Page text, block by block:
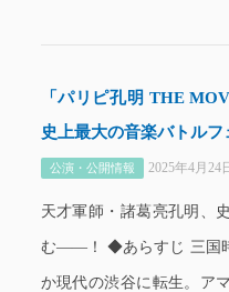
「パリピ孔明 THE
史上最大の音楽バトル
公演・公開情報 2025年4月24
天才軍師・諸葛亮孔明、
む――！ ◆あらすじ 三国
か現代の渋谷に転生。ア